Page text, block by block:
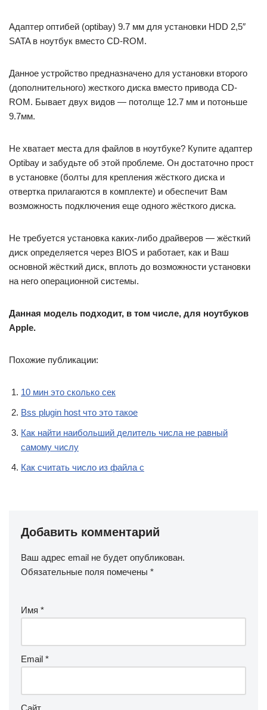
Адаптер оптибей (optibay) 9.7 мм для установки HDD 2,5″
SATA в ноутбук вместо CD-ROM.
Данное устройство предназначено для установки второго
(дополнительного) жесткого диска вместо привода CD-
ROM. Бывает двух видов — потолще 12.7 мм и потоньше
9.7мм.
Не хватает места для файлов в ноутбуке? Купите адаптер
Optibay и забудьте об этой проблеме. Он достаточно прост
в установке (болты для крепления жёсткого диска и
отвертка прилагаются в комплекте) и обеспечит Вам
возможность подключения еще одного жёсткого диска.
Не требуется установка каких-либо драйверов — жёсткий
диск определяется через BIOS и работает, как и Ваш
основной жёсткий диск, вплоть до возможности установки
на него операционной системы.
Данная модель подходит, в том числе, для ноутбуков
Apple.
Похожие публикации:
10 мин это сколько сек
Bss plugin host что это такое
Как найти наибольший делитель числа не равный
самому числу
Как считать число из файла c
Добавить комментарий
Ваш адрес email не будет опубликован.
Обязательные поля помечены *
Имя *
Email *
Сайт